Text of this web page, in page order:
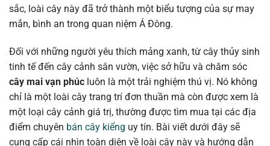
sắc, loài cây này đã trở thành một biểu tượng của sự may
mắn, bình an trong quan niệm Á Đông.
Đối với những người yêu thích mảng xanh, từ cây thủy sinh
tinh tế đến cây cảnh sân vườn, việc sở hữu và chăm sóc
cây mai vạn phúc luôn là một trải nghiệm thú vị. Nó không
chỉ là một loài cây trang trí đơn thuần mà còn được xem là
một loại cây cảnh giá trị, thường được tìm mua tại các địa
điểm chuyên bán cây kiểng uy tín. Bài viết dưới đây sẽ
cung cấp cái nhìn toàn diện về loài cây này và hướng dẫn